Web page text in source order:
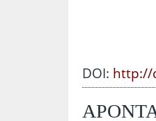
DOI: http://